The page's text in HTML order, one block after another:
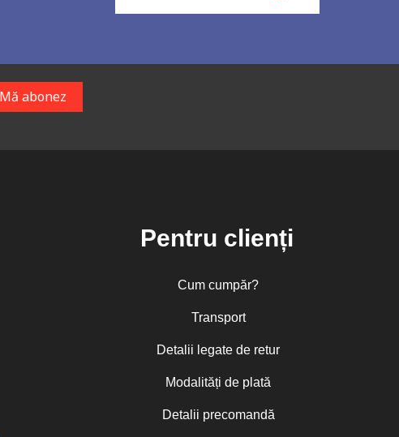
Pentru clienți
Cum cumpăr?
Transport
Detalii legate de retur
Modalități de plată
Detalii precomandă